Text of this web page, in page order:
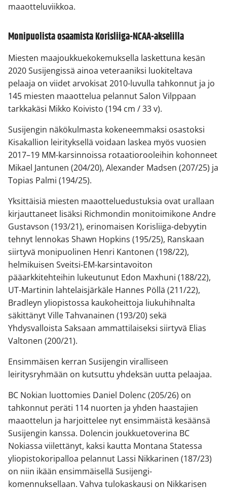
maaotteluviikkoa.
Monipuolista osaamista Korisliiga-NCAA-akselilla
Miesten maajoukkuekokemuksella laskettuna kesän
2020 Susijengissä ainoa veteraaniksi luokiteltava
pelaaja on viidet arvokisat 2010-luvulla tahkonnut ja jo
145 miesten maaottelua pelannut Salon Vilppaan
tarkkakäsi Mikko Koivisto (194 cm / 33 v).
Susijengin näkökulmasta kokeneemmaksi osastoksi
Kisakallion leirityksellä voidaan laskea myös vuosien
2017–19 MM-karsinnoissa rotaatiorooleihin kohonneet
Mikael Jantunen (204/20), Alexander Madsen (207/25) ja
Topias Palmi (194/25).
Yksittäisiä miesten maaotteluedustuksia ovat urallaan
kirjauttaneet lisäksi Richmondin monitoimikone Andre
Gustavson (193/21), erinomaisen Korisliiga-debyytin
tehnyt lennokas Shawn Hopkins (195/25), Ranskaan
siirtyvä monipuolinen Henri Kantonen (198/22),
helmikuisen Sveitsi-EM-karsintavoiton
pääarkkitehteihin lukeutunut Edon Maxhuni (188/22),
UT-Martinin lahtelaisjärkäle Hannes Pöllä (211/22),
Bradleyn yliopistossa kaukoheittoja liukuhihnalta
säkittänyt Ville Tahvanainen (193/20) sekä
Yhdysvalloista Saksaan ammattilaiseksi siirtyvä Elias
Valtonen (200/21).
Ensimmäisen kerran Susijengin viralliseen
leiritysryhmään on kutsuttu yhdeksän uutta pelaajaa.
BC Nokian luottomies Daniel Dolenc (205/26) on
tahkonnut peräti 114 nuorten ja yhden haastajien
maaottelun ja harjoittelee nyt ensimmäistä kesäänsä
Susijengin kanssa. Dolencin joukkuetoverina BC
Nokiassa viilettänyt, kaksi kautta Montana Statessa
yliopistokoripalloa pelannut Lassi Nikkarinen (187/23)
on niin ikään ensimmäisellä Susijengi-
komennuksellaan. Vahva tulokaskausi on Nikkarisen